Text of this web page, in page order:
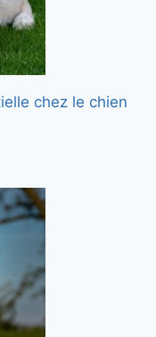
chez le chien